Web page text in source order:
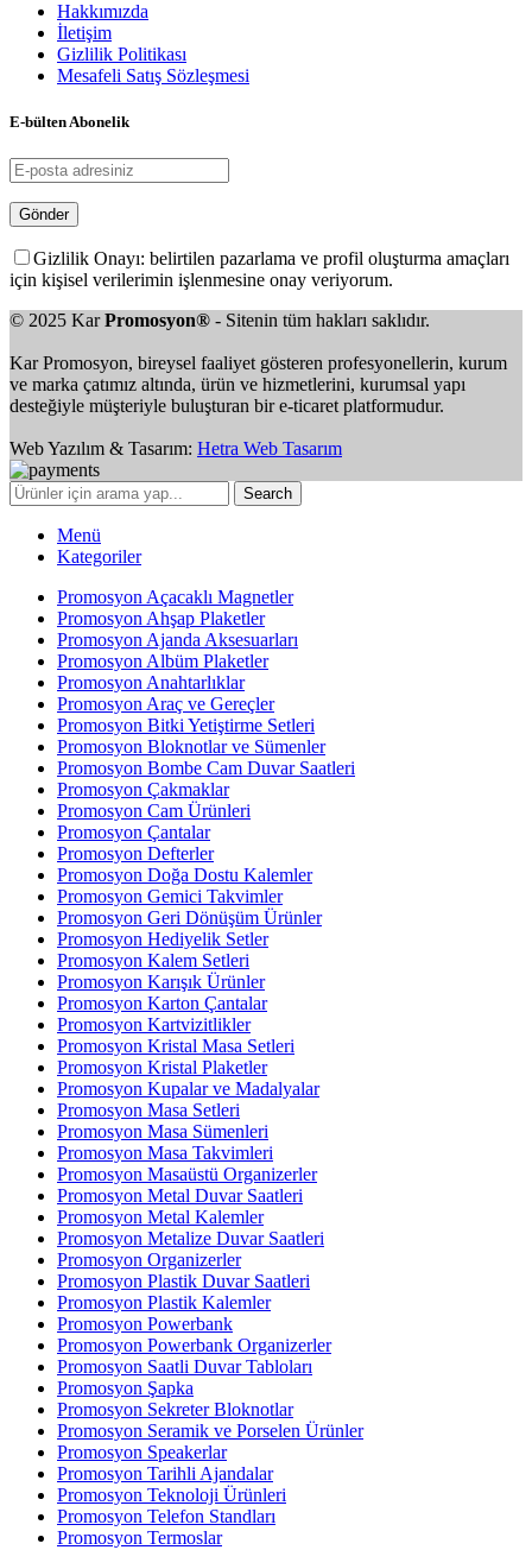
Hakkımızda
İletişim
Gizlilik Politikası
Mesafeli Satış Sözleşmesi
E-bülten Abonelik
Gizlilik Onayı: belirtilen pazarlama ve profil oluşturma amaçları
için kişisel verilerimin işlenmesine onay veriyorum.
© 2025 KarPromosyon® - Sitenin tüm hakları saklıdır.
Kar Promosyon, bireysel faaliyet gösteren profesyonellerin, kurum
ve marka çatımız altında, ürün ve hizmetlerini, kurumsal yapı
desteğiyle müşteriyle buluşturan bir e-ticaret platformudur.
Web Yazılım & Tasarım: Hetra Web Tasarım
Search
Menü
Kategoriler
Promosyon Açacaklı Magnetler
Promosyon Ahşap Plaketler
Promosyon Ajanda Aksesuarları
Promosyon Albüm Plaketler
Promosyon Anahtarlıklar
Promosyon Araç ve Gereçler
Promosyon Bitki Yetiştirme Setleri
Promosyon Bloknotlar ve Sümenler
Promosyon Bombe Cam Duvar Saatleri
Promosyon Çakmaklar
Promosyon Cam Ürünleri
Promosyon Çantalar
Promosyon Defterler
Promosyon Doğa Dostu Kalemler
Promosyon Gemici Takvimler
Promosyon Geri Dönüşüm Ürünler
Promosyon Hediyelik Setler
Promosyon Kalem Setleri
Promosyon Karışık Ürünler
Promosyon Karton Çantalar
Promosyon Kartvizitlikler
Promosyon Kristal Masa Setleri
Promosyon Kristal Plaketler
Promosyon Kupalar ve Madalyalar
Promosyon Masa Setleri
Promosyon Masa Sümenleri
Promosyon Masa Takvimleri
Promosyon Masaüstü Organizerler
Promosyon Metal Duvar Saatleri
Promosyon Metal Kalemler
Promosyon Metalize Duvar Saatleri
Promosyon Organizerler
Promosyon Plastik Duvar Saatleri
Promosyon Plastik Kalemler
Promosyon Powerbank
Promosyon Powerbank Organizerler
Promosyon Saatli Duvar Tabloları
Promosyon Şapka
Promosyon Sekreter Bloknotlar
Promosyon Seramik ve Porselen Ürünler
Promosyon Speakerlar
Promosyon Tarihli Ajandalar
Promosyon Teknoloji Ürünleri
Promosyon Telefon Standları
Promosyon Termoslar